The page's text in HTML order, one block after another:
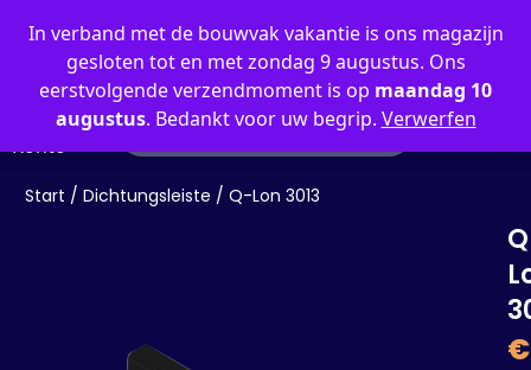
In verband met de bouwvak vakantie is ons magazijn
gesloten tot en met zondag 9 augustus. Ons
eerstvolgende verzendmoment is op maandag 10
augustus. Bedankt voor uw begrip. Verwerfen
Mein
Konto
Start / Dichtungsleiste / Q-Lon 3013
€